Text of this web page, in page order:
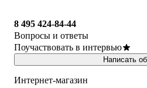
8 495 424-84-44
Вопросы и ответы
Поучаствовать в интервью
Написать
Интернет-магазин